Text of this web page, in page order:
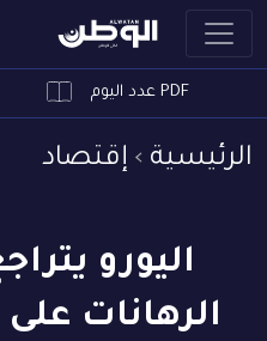
PDF عدد اليوم
الرئيسية إقتصاد
اليورو
الرهانات